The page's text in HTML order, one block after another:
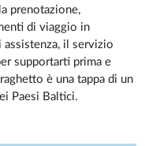
prenotazione,
di viaggio in
il servizio
supportarti prima e
è una tappa di un
Paesi Baltici.